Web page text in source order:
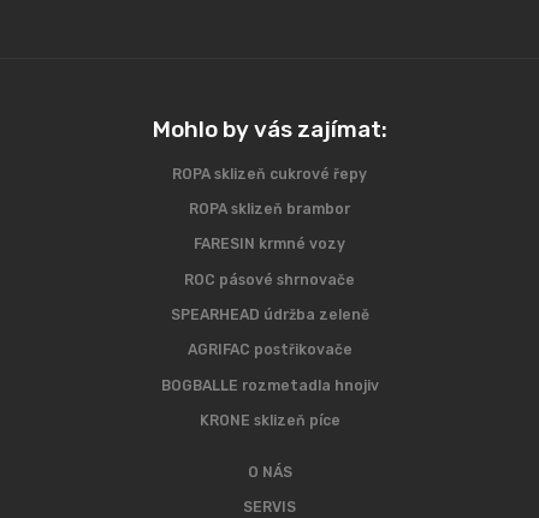
Mohlo by vás zajímat:
ROPA sklizeň cukrové řepy
ROPA sklizeň brambor
FARESIN krmné vozy
ROC pásové shrnovače
SPEARHEAD údržba zeleně
AGRIFAC postřikovače
BOGBALLE rozmetadla hnojiv
KRONE sklizeň píce
O NÁS
SERVIS